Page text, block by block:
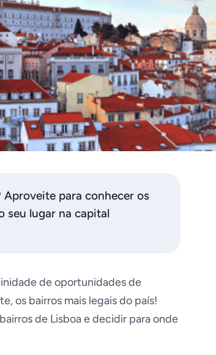
Aproveite para conhecer os
seu lugar na capital
de oportunidades de
os bairros mais legais do país!
de Lisboa e decidir para onde